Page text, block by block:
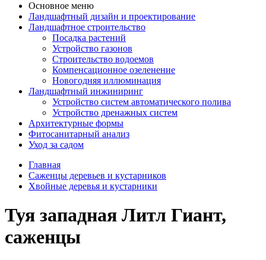
Основное меню
Ландшафтный дизайн и проектирование
Ландшафтное строительство
Посадка растений
Устройство газонов
Строительство водоемов
Компенсационное озеленение
Новогодняя иллюминация
Ландшафтный инжиниринг
Устройство систем автоматического полива
Устройство дренажных систем
Aрхитектурные формы
Фитосанитарный анализ
Уход за садом
Главная
Саженцы деревьев и кустарников
Хвойные деревья и кустарники
Туя западная Литл Гиант,
саженцы